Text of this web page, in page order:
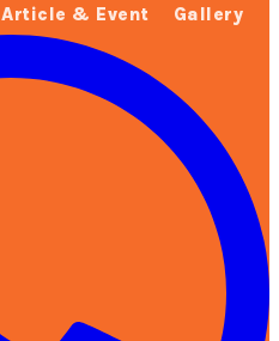
Article & Event Gallery